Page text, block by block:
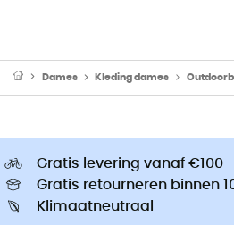
Dames Kleding dames
Gratis levering vanaf €100
Gratis retourneren binnen
Klimaatneutraal